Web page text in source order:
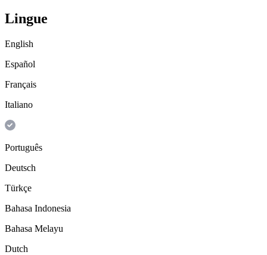
Lingue
English
Español
Français
Italiano
Português
Deutsch
Türkçe
Bahasa Indonesia
Bahasa Melayu
Dutch